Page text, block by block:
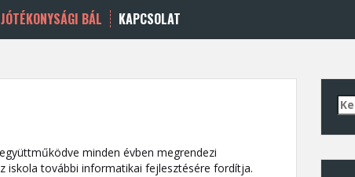
JÓTÉKONYSÁGI BÁL KAPCSOLAT
minden évben megrendezi
iskola további informatikai fejlesztésére fordítja.